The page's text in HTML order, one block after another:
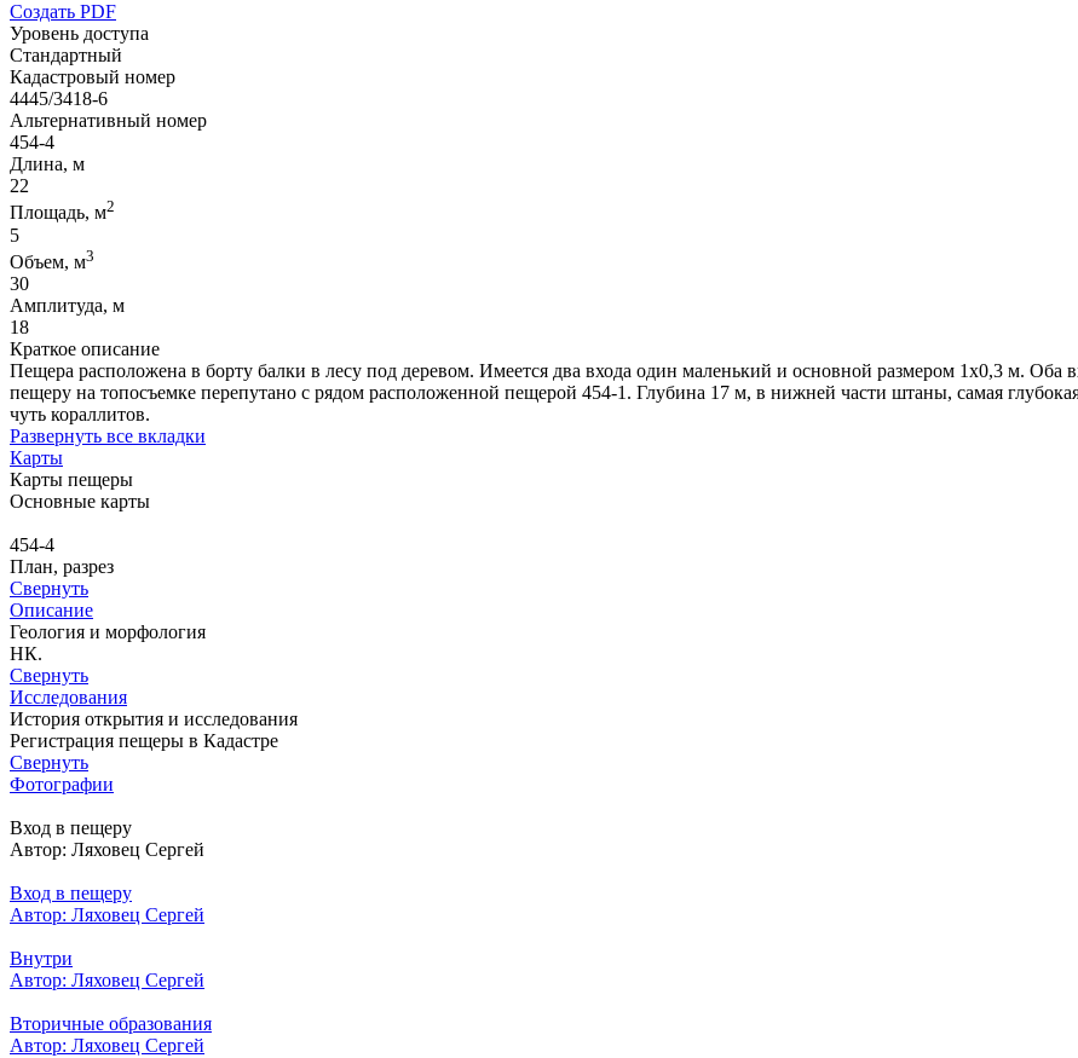
Создать PDF
Уровень доступа
Стандартный
Кадастровый номер
4445/3418-6
Альтернативный номер
454-4
Длина, м
22
Площадь, м2
5
Объем, м3
30
Амплитуда, м
18
Краткое описание
Пещера расположена в борту балки в лесу под деревом. Имеется два входа один маленький и основной размером 1х0,3 м. Оба
пещеру на топосъемке перепутано с рядом расположенной пещерой 454-1. Глубина 17 м, в нижней части штаны, самая
чуть кораллитов.
Развернуть все вкладки
Карты
Карты пещеры
Основные карты
454-4
План, разрез
Свернуть
Описание
Геология и морфология
НК.
Свернуть
Исследования
История открытия и исследования
Регистрация пещеры в Кадастре
Свернуть
Фотографии
Вход в пещеру
Автор: Ляховец Сергей
Вход в пещеру
Автор: Ляховец Сергей
Внутри
Автор: Ляховец Сергей
Вторичные образования
Автор: Ляховец Сергей